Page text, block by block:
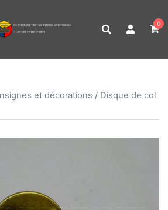
0
et décorations / Disque de col